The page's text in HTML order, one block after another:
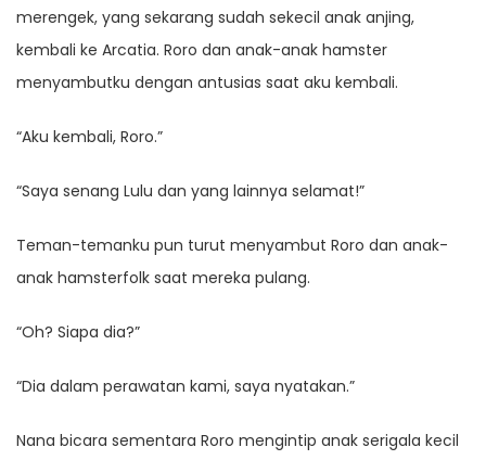
merengek, yang sekarang sudah sekecil anak anjing,
kembali ke Arcatia. Roro dan anak-anak hamster
menyambutku dengan antusias saat aku kembali.
“Aku kembali, Roro.”
“Saya senang Lulu dan yang lainnya selamat!”
Teman-temanku pun turut menyambut Roro dan anak-
anak hamsterfolk saat mereka pulang.
“Oh? Siapa dia?”
“Dia dalam perawatan kami, saya nyatakan.”
Nana bicara sementara Roro mengintip anak serigala kecil